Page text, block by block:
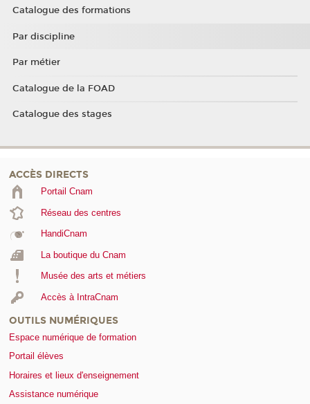
Catalogue des formations
Par discipline
Par métier
Catalogue de la FOAD
Catalogue des stages
ACCÈS DIRECTS
Portail Cnam
Réseau des centres
HandiCnam
La boutique du Cnam
Musée des arts et métiers
Accès à IntraCnam
OUTILS NUMÉRIQUES
Espace numérique de formation
Portail élèves
Horaires et lieux d'enseignement
Assistance numérique